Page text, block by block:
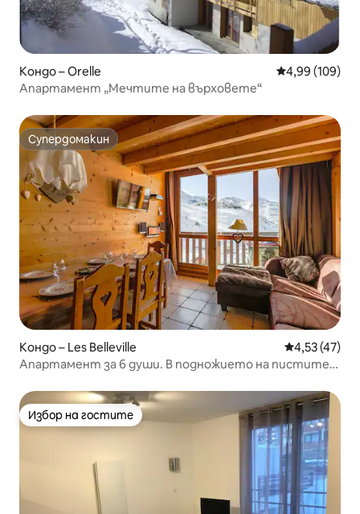
Кондо – Orelle Средна
4,99 (109)
Апартамент „Мечтите на върховете“
Супердомакин
Супердомакин
Кондо – Les Belleville Средна
4,53 (47)
Апартамент за 6 души. В подножието на пистите.
Избор на гостите
Избор на гостите